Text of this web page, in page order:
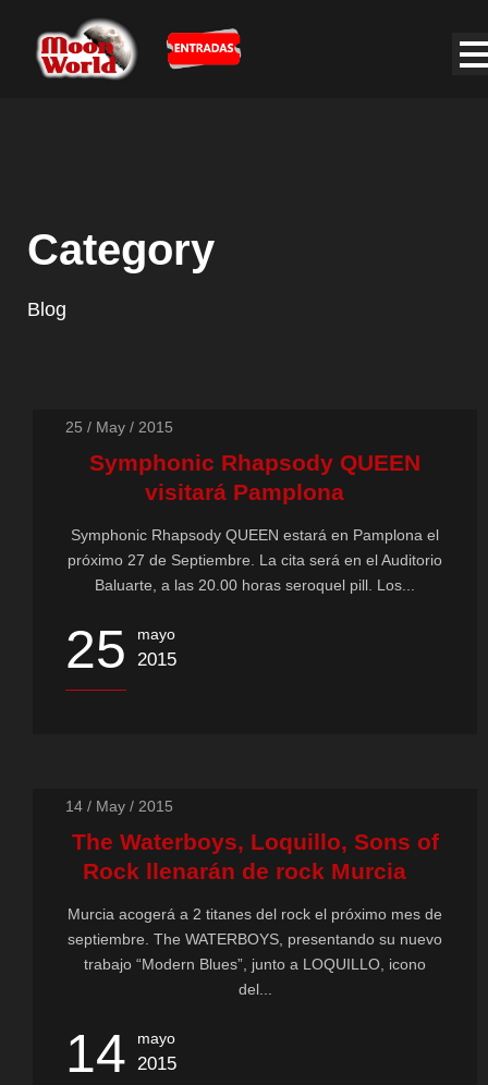
Category
Blog
25 / May / 2015
Symphonic Rhapsody QUEEN
visitará Pamplona
Symphonic Rhapsody QUEEN estará en Pamplona el
próximo 27 de Septiembre. La cita será en el Auditorio
Baluarte, a las 20.00 horas seroquel pill. Los...
25 mayo
2015
14 / May / 2015
The Waterboys, Loquillo, Sons of
Rock llenarán de rock Murcia
Murcia acogerá a 2 titanes del rock el próximo mes de
septiembre. The WATERBOYS, presentando su nuevo
trabajo “Modern Blues”, junto a LOQUILLO, icono
del...
14 mayo
2015